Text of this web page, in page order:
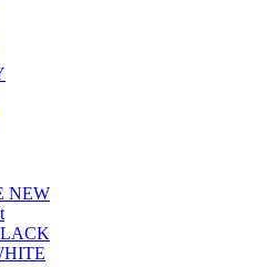
NEW